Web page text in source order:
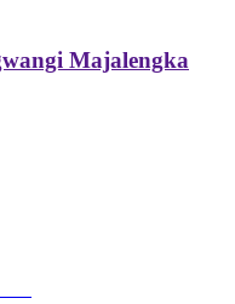
Majalengka